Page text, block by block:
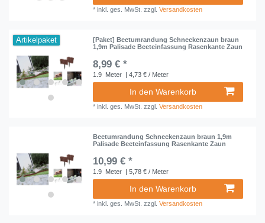
*inkl. ges. MwSt. zzgl.Versandkosten
Artikelpaket
[Paket] Beetumrandung Schneckenzaun braun
1,9m Palisade Beeteinfassung Rasenkante Zaun
8,99 € *
1.9 Meter | 4,73 € / Meter
In den Warenkorb
*inkl. ges. MwSt. zzgl.Versandkosten
Beetumrandung Schneckenzaun braun 1,9m
Palisade Beeteinfassung Rasenkante Zaun
10,99 € *
1.9 Meter | 5,78 € / Meter
In den Warenkorb
*inkl. ges. MwSt. zzgl.Versandkosten